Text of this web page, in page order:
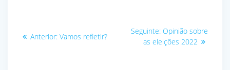
Anterior: Post
Vamos refletir?
Seguinte: Post
seguinte:
Opinião sobre
as eleições 2022